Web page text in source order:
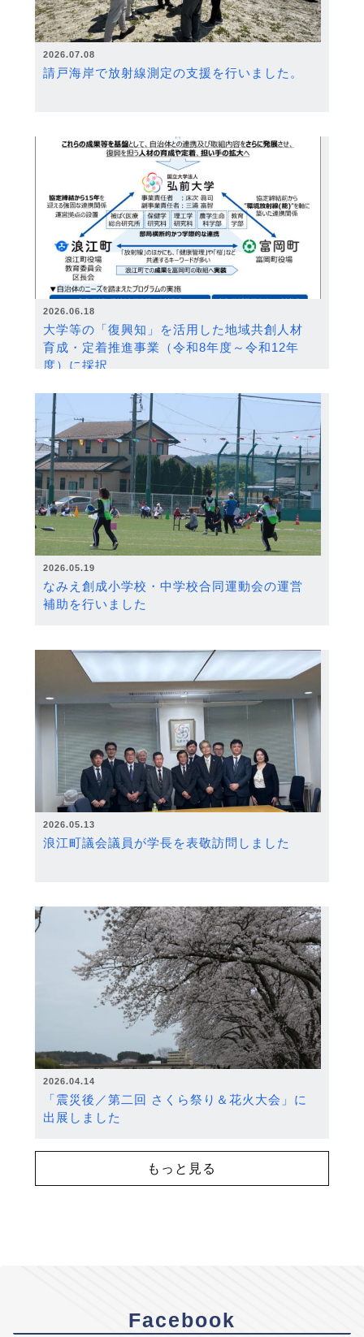
2026.07.08
請戸海岸で放射線測定の支援を行いました。
2026.06.18
大学等の「復興知」を活用した地域共創人材
育成・定着推進事業（令和8年度～令和12年
度）に採択
2026.05.19
なみえ創成小学校・中学校合同運動会の運営
補助を行いました
2026.05.13
浪江町議会議員が学長を表敬訪問しました
2026.04.14
「震災後／第二回 さくら祭り＆花火大会」に
出展しました
もっと見る
Facebook